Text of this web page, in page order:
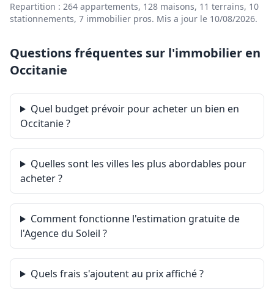
Repartition : 264 appartements, 128 maisons, 11 terrains, 10
stationnements, 7 immobilier pros. Mis a jour le 10/08/2026.
Questions fréquentes sur l'immobilier en
Occitanie
Quel budget prévoir pour acheter un bien en
Occitanie ?
Quelles sont les villes les plus abordables pour
acheter ?
Comment fonctionne l'estimation gratuite de
l'Agence du Soleil ?
Quels frais s'ajoutent au prix affiché ?